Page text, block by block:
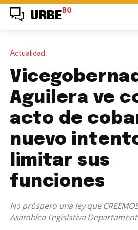
URBE BO
Actualidad
Aguilera ve
acto de
nuevo
limitar sus
funciones
No próspero una ley que
Asamblea Legislativa